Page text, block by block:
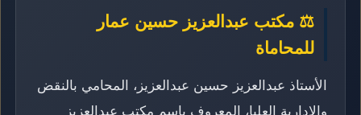
⚖️ مكتب عبدالعزيز حسين عمار
للمحاماة
الأستاذ عبدالعزيز حسين عبدالعزيز، المحامي بالنقض
والإدارية العليا، المعروف باسم مكتب عبدالعزيز